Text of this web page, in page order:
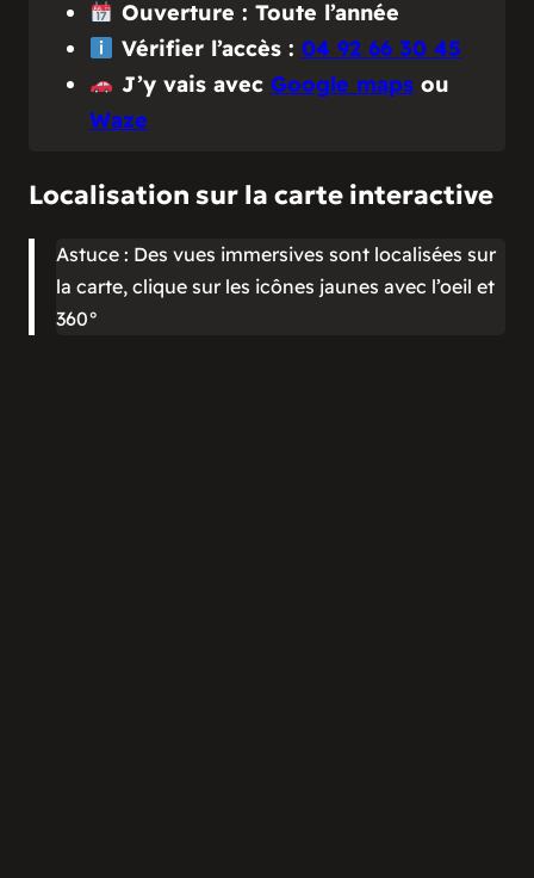
Ouverture : Toute l’année
Vérifier l’accès : 04 92 66 30 45
J’y vais avec Google mapsou
Waze
Localisation sur la carte interactive
Astuce : Des vues immersives sont localisées sur
la carte, clique sur les icônes jaunes avec l’oeil et
360°